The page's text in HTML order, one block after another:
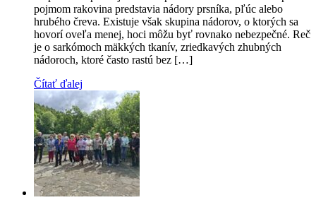
pojmom rakovina predstavia nádory prsníka, pľúc alebo
hrubého čreva. Existuje však skupina nádorov, o ktorých sa
hovorí oveľa menej, hoci môžu byť rovnako nebezpečné. Reč
je o sarkómoch mäkkých tkanív, zriedkavých zhubných
nádoroch, ktoré často rastú bez […]
Čítať ďalej